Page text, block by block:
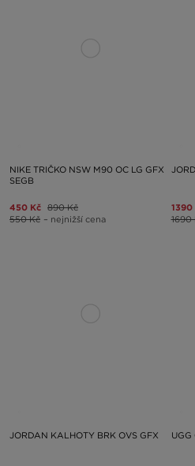
NIKE TRIČKO NSW M90 OC LG GFX
SEGB
450 Kč 890 Kč
550 Kč – nejnižší cena
1390
1690
JORDAN KALHOTY BRK OVS GFX UGG